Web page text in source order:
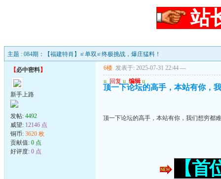
站
主题 : 084期：【福建特肖】≌单双≌终极挑战，爆庄猛料！
【必中密料】
新手上路
发帖: 4492
威望: 12146 点
铜币: 3620 枚
贡献值: 0 点
好评度: 0 点
6楼 发表于: 2025-07-31 22:44 ---
u 回复 u 编辑 u
顶一下论坛的高手，本站有你，
顶一下论坛的高手，本站有你，我们想穷都
【